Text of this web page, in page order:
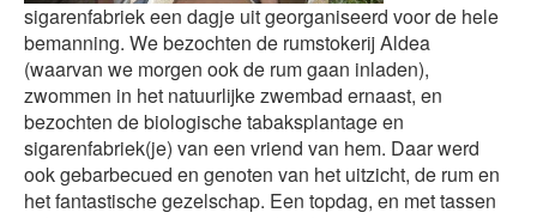
sigarenfabriek een dagje uit georganiseerd voor de hele
bemanning. We bezochten de rumstokerij Aldea
(waarvan we morgen ook de rum gaan inladen),
zwommen in het natuurlijke zwembad ernaast, en
bezochten de biologische tabaksplantage en
sigarenfabriek(je) van een vriend van hem. Daar werd
ook gebarbecued en genoten van het uitzicht, de rum en
het fantastische gezelschap. Een topdag, en met tassen